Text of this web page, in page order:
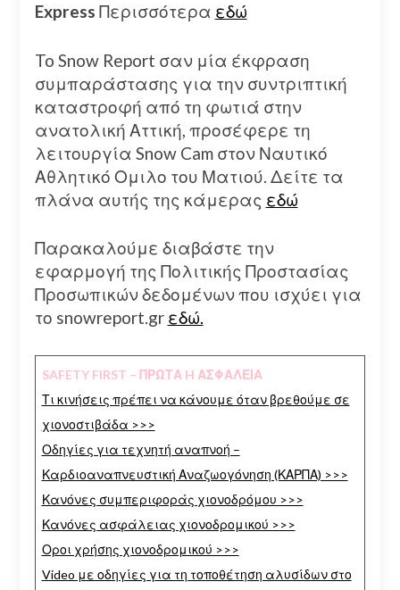
Express Περισσότερα εδώ
To Snow Report σαν μία έκφραση
συμπαράστασης για την συντριπτική
καταστροφή από τη φωτιά στην
ανατολική Αττική, προσέφερε τη
λειτουργία Snow Cam στον Ναυτικό
Αθλητικό Ομιλο του Ματιού. Δείτε τα
πλάνα αυτής της κάμερας εδώ
Παρακαλούμε διαβάστε την
εφαρμογή της Πολιτικής Προστασίας
Προσωπικών δεδομένων που ισχύει για
το snowreport.gr εδώ.
SAFETY FIRST – ΠΡΩΤΑ H ΑΣΦΑΛΕΙΑ
Τι κινήσεις πρέπει να κάνουμε όταν βρεθούμε σε
χιονοστιβάδα >>>
Οδηγίες για τεχνητή αναπνοή –
Καρδιοαναπνευστική Αναζωογόνηση (ΚΑΡΠΑ) >>>
Κανόνες συμπεριφοράς χιονοδρόμου >>>
Κανόνες ασφάλειας χιονοδρομικού >>>
Οροι χρήσης χιονοδρομικού >>>
Video με οδηγίες για τη τοποθέτηση αλυσίδων στο